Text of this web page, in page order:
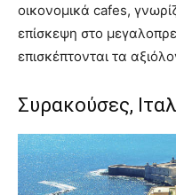
οικονομικά cafes,
επίσκεψη στο
επισκέπτονται τα
Συρακούσες,